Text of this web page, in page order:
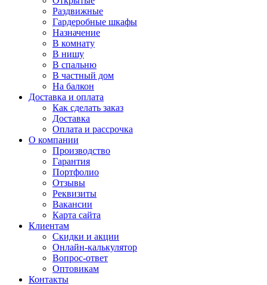
Раздвижные
Гардеробные шкафы
Назначение
В комнату
В нишу
В спальню
В частный дом
На балкон
Доставка и оплата
Как сделать заказ
Доставка
Оплата и рассрочка
О компании
Производство
Гарантия
Портфолио
Отзывы
Реквизиты
Вакансии
Карта сайта
Клиентам
Скидки и акции
Онлайн-калькулятор
Вопрос-ответ
Оптовикам
Контакты